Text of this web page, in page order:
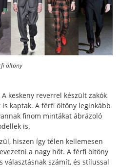
öltöny
keskeny reverrel készült zakók
kaptak. A férfi öltöny leginkább
finom mintákat ábrázoló
is.
hiszen így télen kellemesen
a nagy hőt. A férfi öltöny
számít, és stílussal